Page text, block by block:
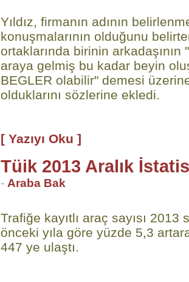
Yıldız, firmanın adının
konuşmalarının olduğunu
ortaklarında birinin
araya gelmiş bu kadar beyin
BEGLER olabilir" demesi
olduklarını sözlerine ekledi.
[ Yazıyı Oku ]
Tüik 2013 Aralık
- Araba Bak
Trafiğe kayıtlı araç sayısı 2013
önceki yıla göre yüzde 5,3
447 ye ulaştı.